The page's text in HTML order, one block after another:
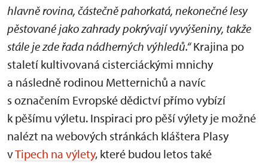
hlavně rovina, částečně pahorkatá, nekonečné lesy
pěstované jako zahrady pokrývají vyvýšeniny, takže
stále je zde řada nádherných výhledů.“Krajina po
staletí kultivovaná cisterciáckými mnichy
a následně rodinou Metternichů a navíc
s označením Evropské dědictví přímo vybízí
k pěšímu výletu. Inspiraci pro pěší výlety je možné
nalézt na webových stránkách kláštera Plasy
vTipech na výlety, které budou letos také